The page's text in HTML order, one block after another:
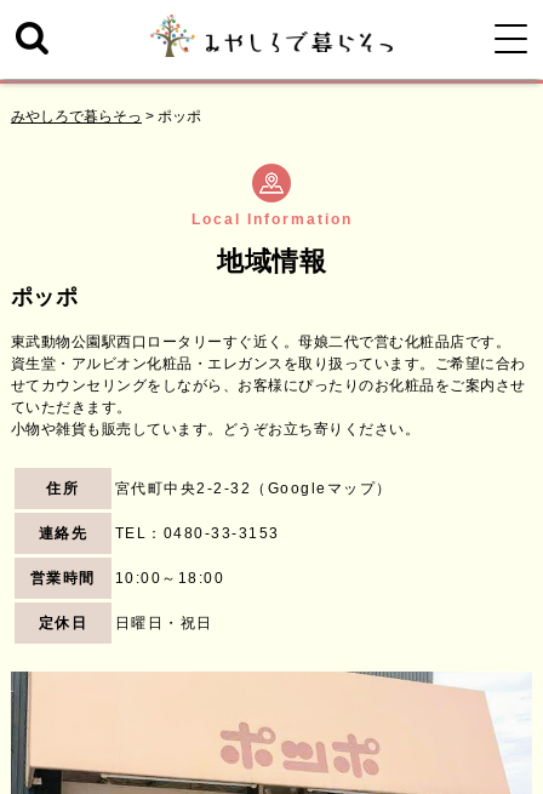
みやしろで暮らそっ > ポッポ
Local Information
地域情報
ポッポ
東武動物公園駅西口ロータリーすぐ近く。母娘二代で営む化粧品店です。
資生堂・アルビオン化粧品・エレガンスを取り扱っています。ご希望に合わ
せてカウンセリングをしながら、お客様にぴったりのお化粧品をご案内させ
ていただきます。
小物や雑貨も販売しています。どうぞお立ち寄りください。
住所 宮代町中央2-2-32（ Googleマップ）
連絡先 TEL： 0480-33-3153
営業時間 10:00～18:00
定休日 日曜日・祝日